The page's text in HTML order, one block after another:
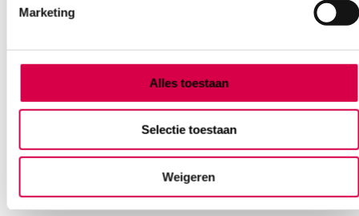
Marketing
Alles toestaan
Selectie toestaan
Weigeren
38.55incl. BTW